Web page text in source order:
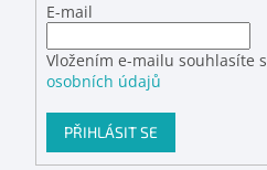
E-mail
Vložením e-mailu souhlasíte s
osobních údajů
PŘIHLÁSIT SE